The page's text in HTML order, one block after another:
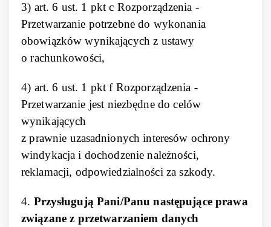
3) art. 6 ust. 1 pkt c Rozporządzenia -
Przetwarzanie potrzebne do wykonania
obowiązków wynikających z ustawy
o rachunkowości,
4) art. 6 ust. 1 pkt f Rozporządzenia -
Przetwarzanie jest niezbędne do celów
wynikających
z prawnie uzasadnionych interesów ochrony
windykacja i dochodzenie należności,
reklamacji, odpowiedzialności za szkody.
4. Przysługują Pani/Panu następujące prawa
związane z przetwarzaniem danych